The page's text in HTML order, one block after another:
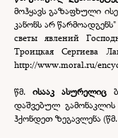
მოჰყავს გაზაფხული
კანონს არ
светы явлений
Троицкая Сергиева
http://www.moral.ru/
წმ.ისააკ ასურელიც
დაშვებულ გამონაკლის
ჰქონდეთ ზეგავლენა